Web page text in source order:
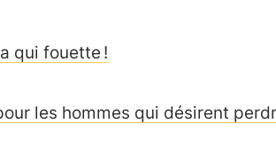
qui fouette !
les hommes qui désirent